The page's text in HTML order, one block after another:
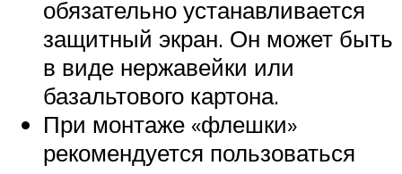
обязательно устанавливается
защитный экран. Он может быть
в виде нержавейки или
базальтового картона.
При монтаже «флешки»
рекомендуется пользоваться